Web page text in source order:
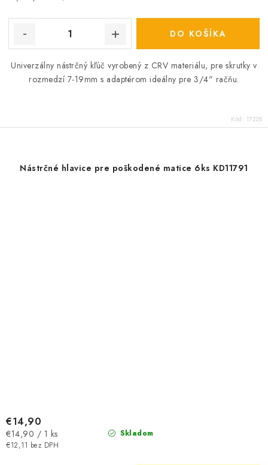
DO KOŠÍKA
Univerzálny nástrčný kľúč vyrobený z CRV materiálu, pre skrutky v
rozmedzí 7-19mm s adaptérom ideálny pre 3/4" račňu.
Kód: 17228
Nástrčné hlavice pre poškodené matice 6ks KD11791
Skladom
€12,11 bez DPH
€14,90
Jednotková
cena:
€14,90 / 1 ks